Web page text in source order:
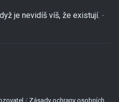
je nevidíš víš, že existují. -
/ Zásady ochrany osobních